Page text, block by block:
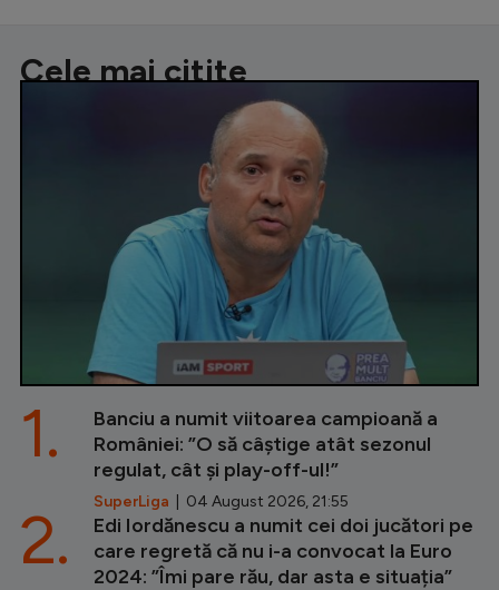
Cele mai citite
Banciu a numit viitoarea campioană a
României: ”O să câștige atât sezonul
regulat, cât și play-off-ul!”
SuperLiga | 04 August 2026, 21:55
1.
Edi Iordănescu a numit cei doi jucători pe
care regretă că nu i-a convocat la Euro
2024: ”Îmi pare rău, dar asta e situația”
2.